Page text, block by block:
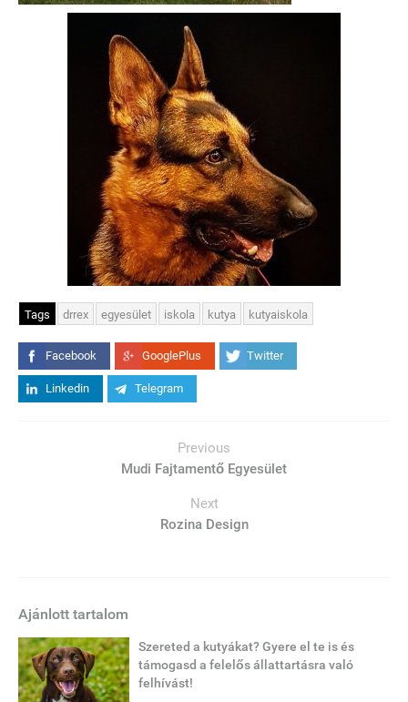
Tags drrex egyesület iskola kutya kutyaiskola
Facebook GooglePlus Twitter
Linkedin Telegram
Previous
Mudi Fajtamentő Egyesület
Next
Rozina Design
Ajánlott tartalom
Szereted a kutyákat? Gyere el te is és
támogasd a felelős állattartásra való
felhívást!